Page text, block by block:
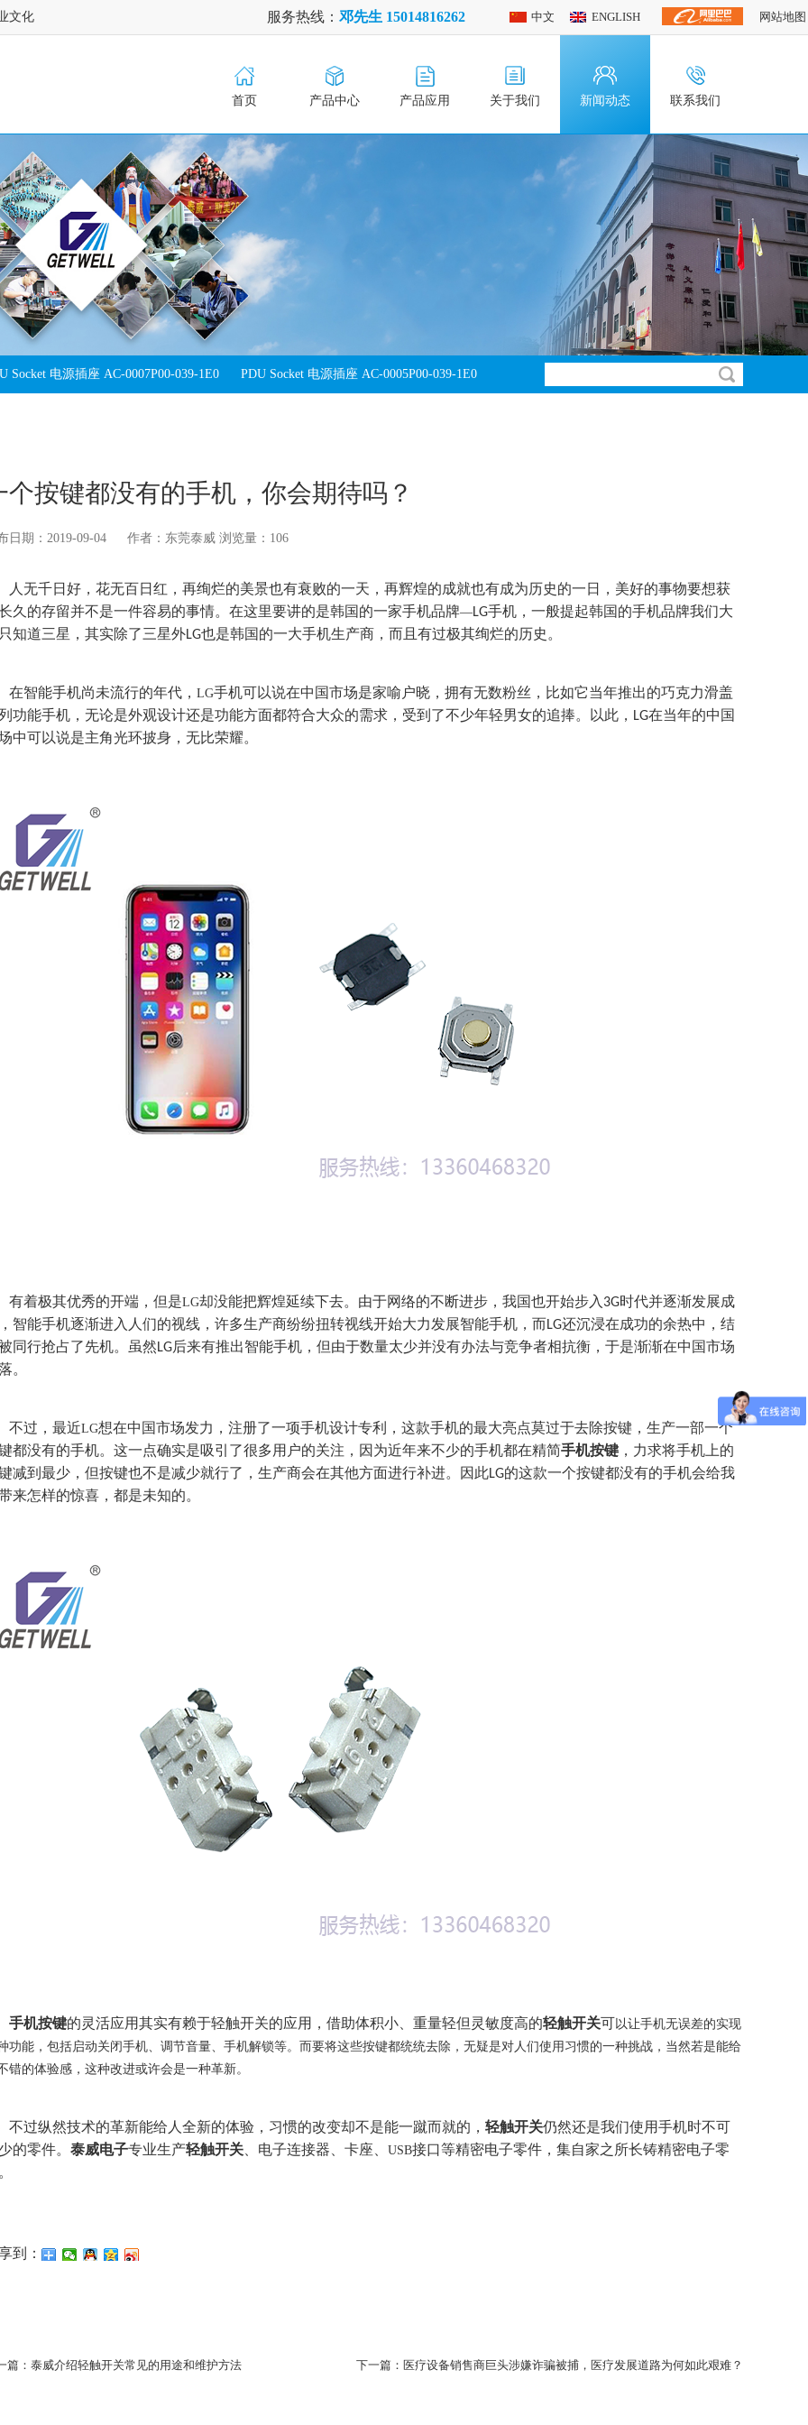
文化 中文 ENGLISH 网站地图
服务热线： 邓先生 15014816262
首页 产品中心 产品应用 关于我们 新闻动态 联系我们
Socket 电源插座 AC-0007P00-039-1E0 PDU Socket 电源插座 AC-0005P00-039-1E0
个按键都没有的手机，你会期待吗？
日期：2019-09-04 作者：东莞泰威 浏览量：106
人无千日好，花无百日红，再绚烂的美景也有衰败的一天，再辉煌的成就也有成为历史的一日，美好的事物要想获
久的存留并不是一件容易的事情。在这里要讲的是韩国的一家手机品牌—LG手机，一般提起韩国的手机品牌我们大
知道三星，其实除了三星外LG也是韩国的一大手机生产商，而且有过极其绚烂的历史。
在智能手机尚未流行的年代， LG手机可以说在中国市场是家喻户晓，拥有无数粉丝，比如它当年推出的巧克力滑盖
功能手机，无论是外观设计还是功能方面都符合大众的需求，受到了不少年轻男女的追捧。以此， LG在当年的中国
中可以说是主角光环披身，无比荣耀。
有着极其优秀的开端，但是LG却没能把辉煌延续下去。由于网络的不断进步，我国也开始步入 3G时代并逐渐发展成
智能手机逐渐进入人们的视线，许多生产商纷纷扭转视线开始大力发展智能手机，而LG还沉浸在成功的余热中，结
同行抢占了先机。虽然LG后来有推出智能手机，但由于数量太少并没有办法与竞争者相抗衡，于是渐渐在中国市场
。
不过，最近LG想在中国市场发力，注册了一项手机设计专利，这款手机的最大亮点莫过于去除按键，生产一部一个
都没有的手机。这一点确实是吸引了很多用户的关注，因为近年来不少的手机都在精简手机按键 ，力求将手机上的
减到最少，但按键也不是减少就行了，生产商会在其他方面进行补进。因此LG的这款一个按键都没有的手机会给我
来怎样的惊喜，都是未知的。
手机按键的灵活应用其实有赖于轻触开关的应用，借助体积小、重量轻但灵敏度高的轻触开关可以让手机无误差的实现
功能，包括启动关闭手机、调节音量、手机解锁等。而要将这些按键都统统去除，无疑是对人们使用习惯的一种挑战，当然若是能给
错的体验感，这种改进或许会是一种革新。
不过纵然技术的革新能给人全新的体验，习惯的改变却不是能一蹴而就的， 轻触开关仍然还是我们使用手机时不可
的零件。 泰威电子专业生产轻触开关 、电子连接器、卡座、 USB接口等精密电子零件，集自家之所长铸精密电子零
到：
篇：泰威介绍轻触开关常见的用途和维护方法 下一篇：医疗设备销售商巨头涉嫌诈骗被捕，医疗发展道路为何如此艰难？